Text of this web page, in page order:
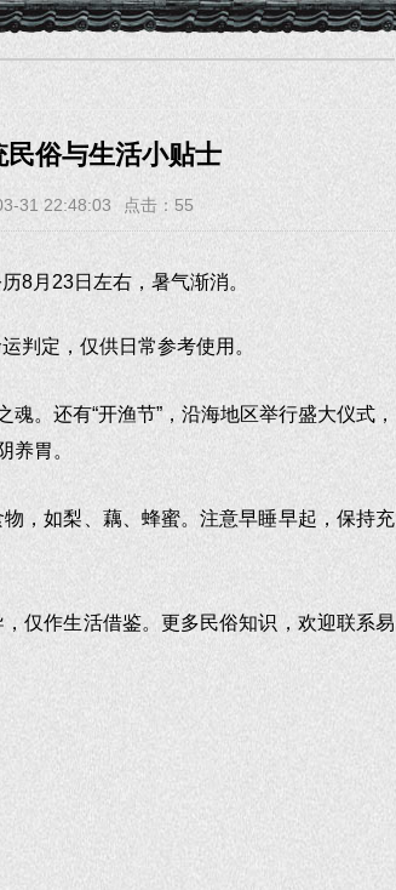
俗与生活小贴士
31 22:48:03 点击： 55
8月23日左右，暑气渐消。
判定，仅供日常参考使用。
魂。还有“开渔节”，沿海地区举行盛大仪式，
养胃。
，如梨、藕、蜂蜜。注意早睡早起，保持充
仅作生活借鉴。更多民俗知识，欢迎联系易